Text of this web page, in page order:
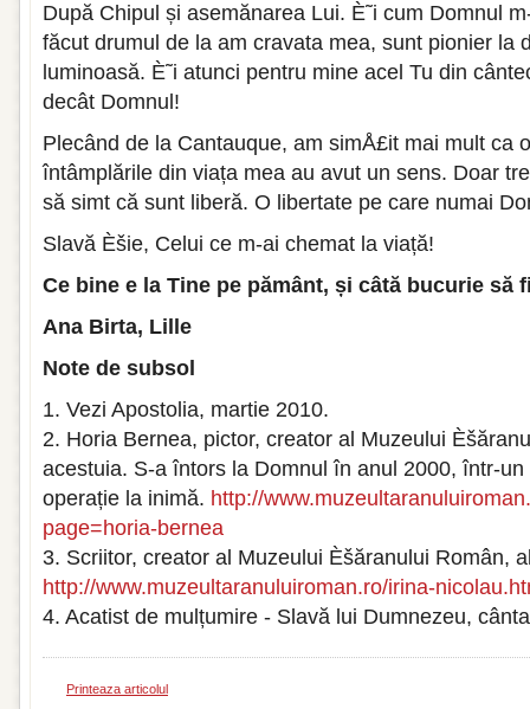
După Chipul și asemănarea Lui. È˜i cum Domnul
făcut drumul de la am cravata mea, sunt pionier la
luminoasă. È˜i atunci pentru mine acel Tu din
decât Domnul!
Plecând de la Cantauque, am simÅ£it mai mult ca
întâmplările din viața mea au avut un sens. Doar
să simt că sunt liberă. O libertate pe care numai
Slavă Èšie, Celui ce m-ai chemat la viață!
Ce bine e la Tine pe pământ, și câtă bucurie să
Ana Birta, Lille
Note de subsol
1. Vezi Apostolia, martie 2010.
2. Horia Bernea, pictor, creator al Muzeului
acestuia. S-a întors la Domnul în anul 2000, într-
operație la inimă. http://
page=horia-bernea
3. Scriitor, creator al Muzeului Èšăranului Român,
http://www.muzeultaranuluiroman.ro/irina-
4. Acatist de mulțumire - Slavă lui Dumnezeu,
Printeaza articolul